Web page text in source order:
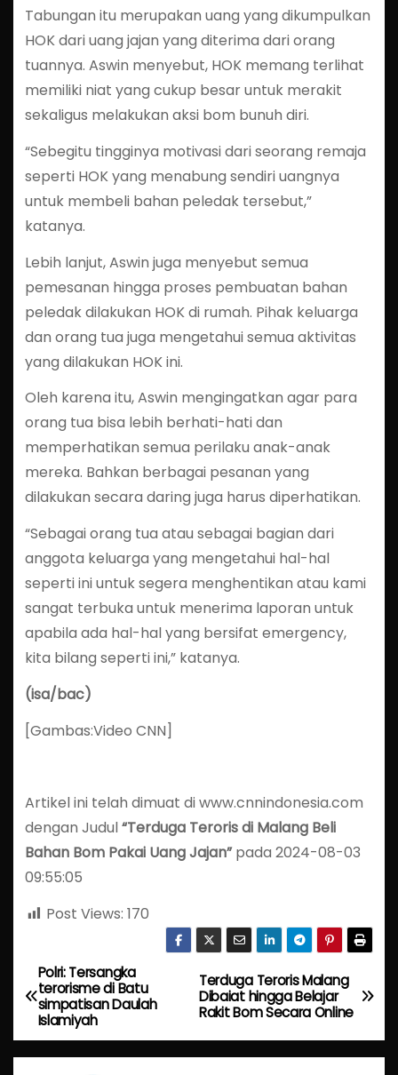
Tabungan itu merupakan uang yang dikumpulkan
HOK dari uang jajan yang diterima dari orang
tuannya. Aswin menyebut, HOK memang terlihat
memiliki niat yang cukup besar untuk merakit
sekaligus melakukan aksi bom bunuh diri.
“Sebegitu tingginya motivasi dari seorang remaja
seperti HOK yang menabung sendiri uangnya
untuk membeli bahan peledak tersebut,”
katanya.
Lebih lanjut, Aswin juga menyebut semua
pemesanan hingga proses pembuatan bahan
peledak dilakukan HOK di rumah. Pihak keluarga
dan orang tua juga mengetahui semua aktivitas
yang dilakukan HOK ini.
Oleh karena itu, Aswin mengingatkan agar para
orang tua bisa lebih berhati-hati dan
memperhatikan semua perilaku anak-anak
mereka. Bahkan berbagai pesanan yang
dilakukan secara daring juga harus diperhatikan.
“Sebagai orang tua atau sebagai bagian dari
anggota keluarga yang mengetahui hal-hal
seperti ini untuk segera menghentikan atau kami
sangat terbuka untuk menerima laporan untuk
apabila ada hal-hal yang bersifat emergency,
kita bilang seperti ini,” katanya.
(isa/bac)
[Gambas:Video CNN]
Artikel ini telah dimuat di www.cnnindonesia.com
dengan Judul“Terduga Teroris di Malang Beli
Bahan Bom Pakai Uang Jajan”pada 2024-08-03
09:55:05
Post Views: 170
P
o
s
Terduga Teroris Malang
Dibaiat hingga Belajar
Rakit Bom Secara Online
Polri: Tersangka
terorisme di Batu
simpatisan Daulah
Islamiyah